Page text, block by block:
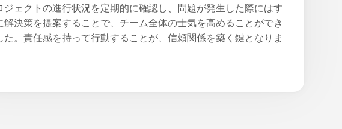
ジェクトの進行状況を定期的に確認し、問題が発生した際にはす
解決策を提案することで、チーム全体の士気を高めることができ
た。責任感を持って行動することが、信頼関係を築く鍵となりま